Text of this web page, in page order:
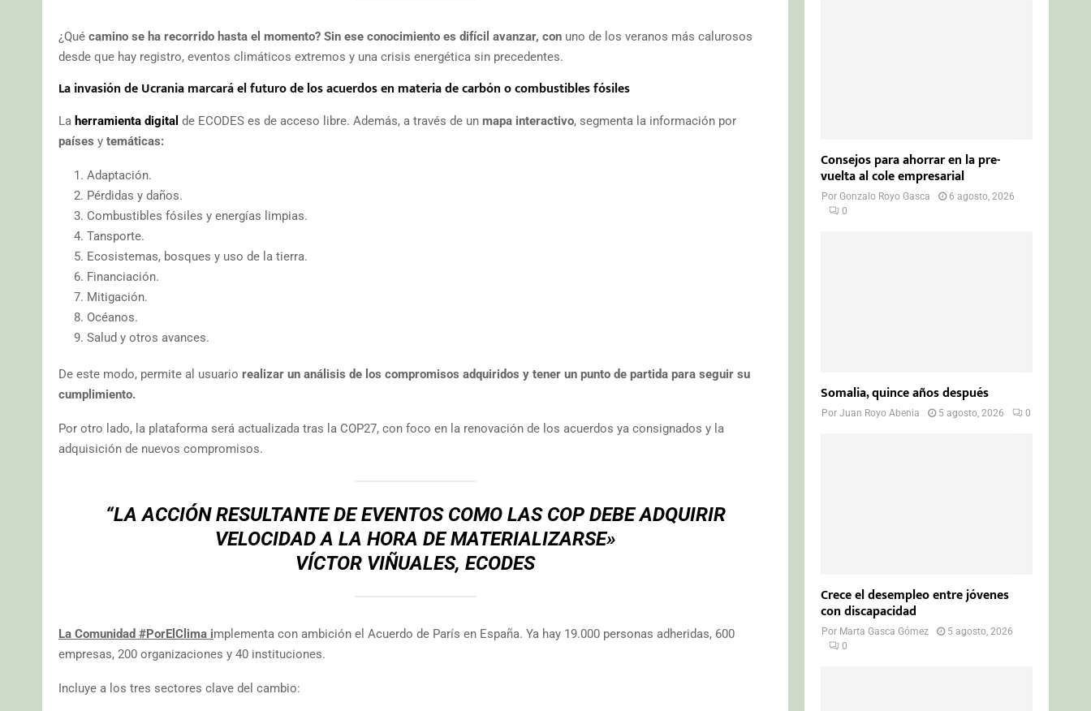
¿Qué camino se ha recorrido hasta el momento? Sin ese conocimiento es difícil avanzar, con uno de los veranos más calurosos
desde que hay registro, eventos climáticos extremos y una crisis energética sin precedentes.
Lainvasión de Ucraniamarcará el futuro de los acuerdos en materia de carbón o combustibles fósiles
La herramienta digital de ECODES es de acceso libre. Además, a través de un mapa interactivo, segmenta la información por
países y temáticas:
Adaptación.
Pérdidas y daños.
Combustibles fósiles y energías limpias.
Tansporte.
Ecosistemas, bosques y uso de la tierra.
Financiación.
Mitigación.
Océanos.
Salud y otros avances.
De este modo, permite al usuario realizar un análisis de los compromisos adquiridos y tener un punto de partida para seguir su
cumplimiento.
Por otro lado, la plataforma será actualizada tras la COP27, con foco en la renovación de los acuerdos ya consignados y la
adquisición de nuevos compromisos.
“LA ACCIÓN RESULTANTE DE EVENTOS COMO LAS COP DEBE ADQUIRIR
VELOCIDAD A LA HORA DE MATERIALIZARSE»
VÍCTOR VIÑUALES, ECODES
La Comunidad #PorElClima implementa con ambición el Acuerdo de París en España. Ya hay 19.000 personas adheridas, 600
empresas, 200 organizaciones y 40 instituciones.
Incluye a los tres sectores clave del cambio:
Consejos para ahorrar en la pre-
vuelta al cole empresarial
PorGonzalo Royo Gasca
6 agosto, 2026
0
Somalia, quince años después
PorJuan Royo Abenia 5 agosto, 2026 0
Crece el desempleo entre jóvenes
con discapacidad
Por Marta Gasca Gómez
5 agosto, 2026
0